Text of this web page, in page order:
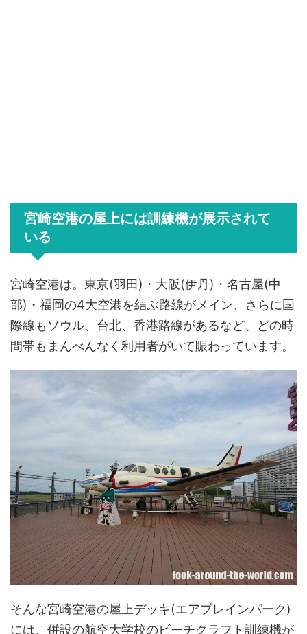
宮崎空港の屋上には訓練機が展示されて
いる
宮崎空港は。東京(羽田)・大阪(伊丹)・名古屋(中
部)・福岡の4大空港を結ぶ路線がメイン、さらに国
際線もソウル、台北、香港路線があるなど、どの時
間帯もまんべんなく利用者がいて賑わっています。
そんな宮崎空港の屋上デッキ(エアプレインパーク)
には、併設の航空大学校のビーチクラフト訓練機が